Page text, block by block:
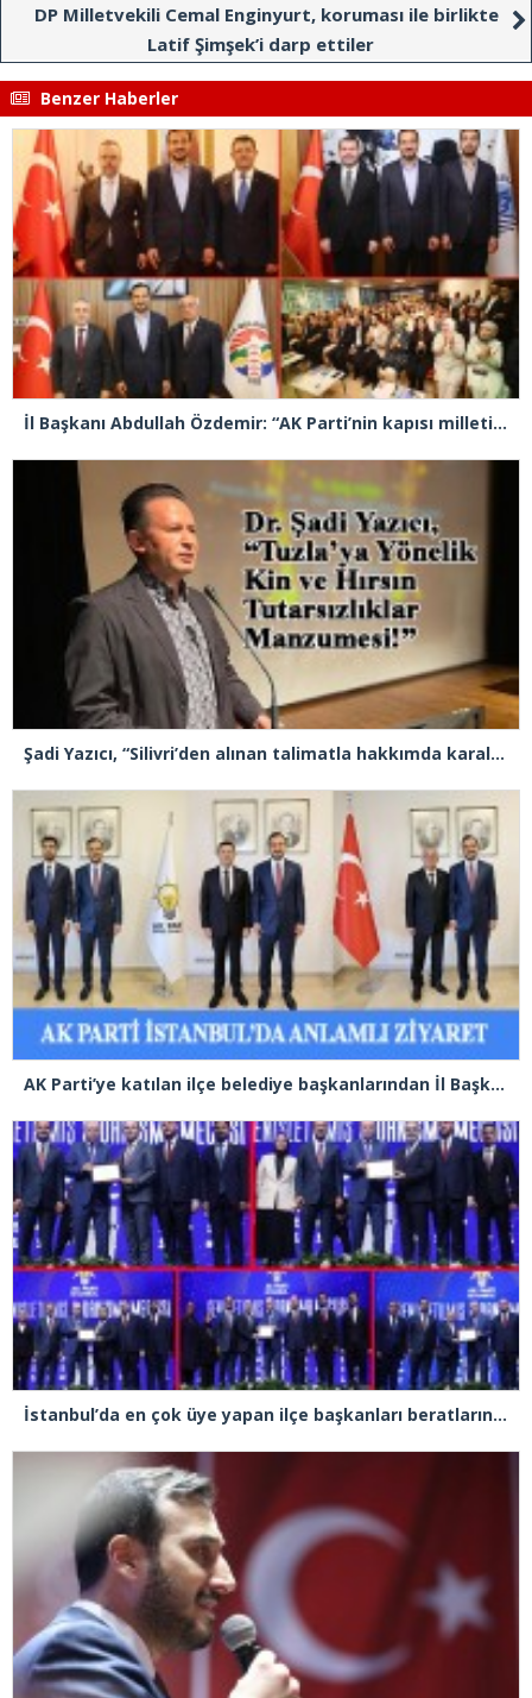
DP Milletvekili Cemal Enginyurt, koruması ile birlikte
Latif Şimşek’i darp ettiler
Benzer Haberler
İl Başkanı Abdullah Özdemir: “AK Parti’nin kapısı milletine hizmet etmek isteyen herkese açıktır”
Şadi Yazıcı, “Silivri’den alınan talimatla hakkımda karalama kampanyası yürütülüyor”
AK Parti’ye katılan ilçe belediye başkanlarından İl Başkanı Özdemir’e ziyaret
İstanbul’da en çok üye yapan ilçe başkanları beratlarını Cumhurbaşkanı Erdoğan’ın elinden aldı